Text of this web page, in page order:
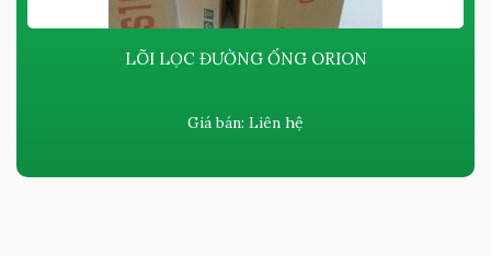
LÕI LỌC ĐƯỜNG ỐNG ORION
Giá bán: Liên hệ